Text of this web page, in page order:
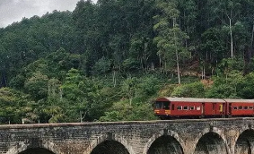
Sobre nosotros
Bienvenido a la página de Viaje a